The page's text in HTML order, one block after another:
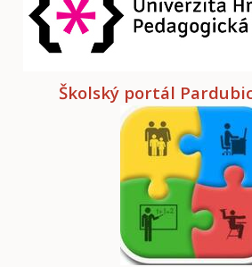
Školský portál